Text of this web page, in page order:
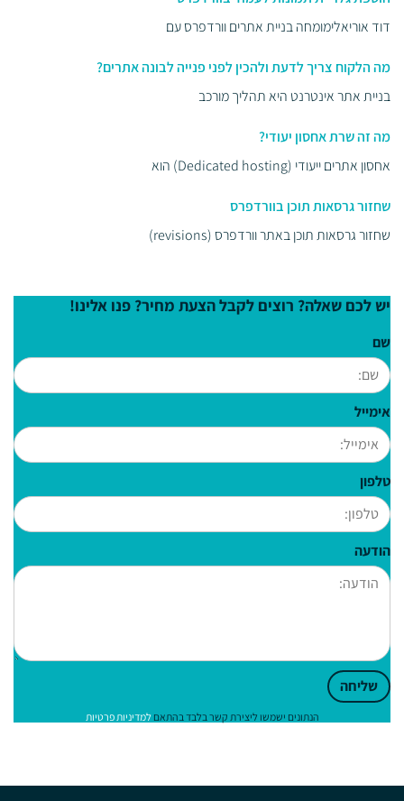
דוד אוריאלימומחה בניית אתרים וורדפרס עם
מה הלקוח צריך לדעת ולהכין לפני פנייה לבונה אתרים?
בניית אתר אינטרנט היא תהליך מורכב
מה זה שרת אחסון יעודי?
אחסון אתרים ייעודי (Dedicated hosting) הוא
שחזור גרסאות תוכן בוורדפרס
שחזור גרסאות תוכן באתר וורדפרס (revisions)
יש לכם שאלה? רוצים לקבל הצעת מחיר? פנו אלינו!
שם
אימייל
טלפון
הודעה
שליחה
הנתונים ישמשו ליצירת קשר בלבד בהתאםלמדיניות פרטיות